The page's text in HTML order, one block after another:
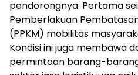
pendorongnya. Pertama
Pemberlakuan
(PPKM) mobilitas
Kondisi ini juga membawa
permintaan barang-